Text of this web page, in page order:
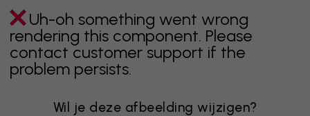
Uh-oh something went wrong
rendering this component. Please
contact customer support if the
problem persists.
Wil je deze afbeelding wijzigen?